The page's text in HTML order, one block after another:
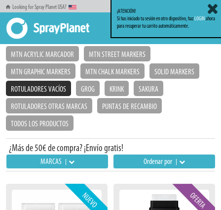
Looking for Spray Planet USA?
Inicio Rotuladores Vacíos
MTN ACRYLIC MARCADOR
MTN STREET MARKERS
MTN GRAPHIC MARKERS
MTN CHALK MARKERS
SOLID MARKERS
ROTULADORES VACÍOS
GROG KRINK
SAKURA
ROTULADORES OTRAS MARCAS
PUNTAS DE RECAMBIO
TODOS LOS PRODUCTOS
¿Más de 50€ de compra? ¡Envío gratis!
Ordenar por
MARCAS
¡ATENCIÓN!
Si has iniciado tu sesión en otro dispositivo, hazLOGINahora
para recuperar tu carrito automáticamente.